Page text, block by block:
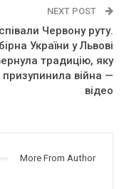
NEXT POST
Червону руту.
України у Львові
традицію, яку
призупинила війна —
відео
More From Author